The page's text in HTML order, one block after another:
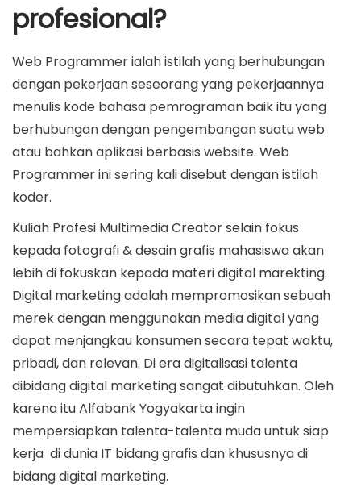
profesional?
Web Programmer ialah istilah yang berhubungan
dengan pekerjaan seseorang yang pekerjaannya
menulis kode bahasa pemrograman baik itu yang
berhubungan dengan pengembangan suatu web
atau bahkan aplikasi berbasis website. Web
Programmer ini sering kali disebut dengan istilah
koder.
Kuliah Profesi Multimedia Creator selain fokus
kepada fotografi & desain grafis mahasiswa akan
lebih di fokuskan kepada materi digital marekting.
Digital marketing adalah mempromosikan sebuah
merek dengan menggunakan media digital yang
dapat menjangkau konsumen secara tepat waktu,
pribadi, dan relevan. Di era digitalisasi talenta
dibidang digital marketing sangat dibutuhkan. Oleh
karena itu Alfabank Yogyakarta ingin
mempersiapkan talenta-talenta muda untuk siap
kerja di dunia IT bidang grafis dan khususnya di
bidang digital marketing.